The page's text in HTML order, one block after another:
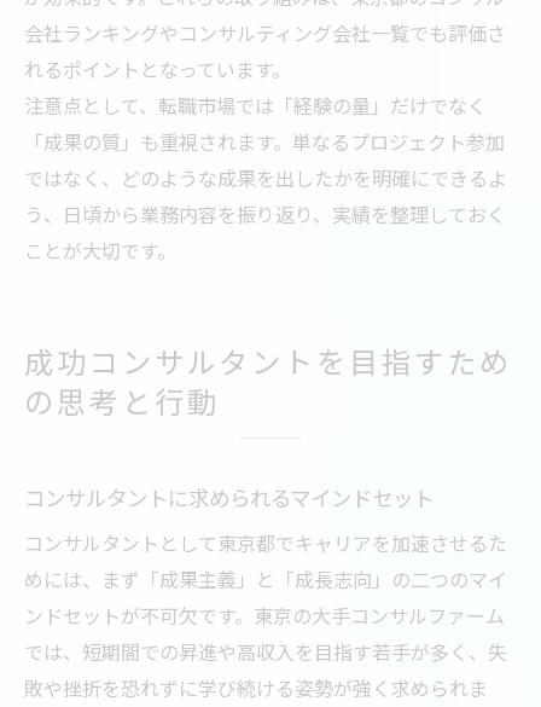
会社ランキングやコンサルティング会社一覧でも評価さ
れるポイントとなっています。
注意点として、転職市場では「経験の量」だけでなく
「成果の質」も重視されます。単なるプロジェクト参加
ではなく、どのような成果を出したかを明確にできるよ
う、日頃から業務内容を振り返り、実績を整理しておく
ことが大切です。
成功コンサルタントを目指すため
の思考と行動
コンサルタントに求められるマインドセット
コンサルタントとして東京都でキャリアを加速させるた
めには、まず「成果主義」と「成長志向」の二つのマイ
ンドセットが不可欠です。東京の大手コンサルファーム
では、短期間での昇進や高収入を目指す若手が多く、失
敗や挫折を恐れずに学び続ける姿勢が強く求められま